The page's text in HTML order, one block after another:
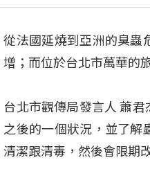
從法國延燒到亞洲的臭蟲
增；而位於台北市萬華的
台北市觀傳局發言人 蕭
之後的一個狀況，並了解
清潔跟清毒，然後會限期